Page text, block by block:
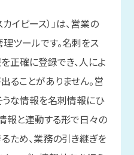
イピース）」は、営業の
ツールです。名刺をス
正確に登録でき、人によ
ることがありません。営
な情報を名刺情報にひ
報と連動する形で日々の
ため、業務の引き継ぎを